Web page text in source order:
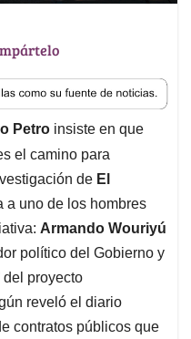
Petro insiste en que
el camino para
de El
a uno de los hombres
Armando Wouriyú
político del Gobierno y
del proyecto
reveló el diario
contratos públicos que